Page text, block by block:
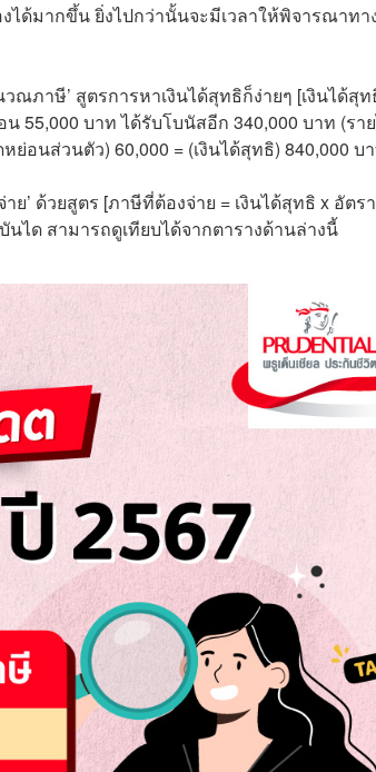
ได้มากขึ้น ยิ่งไปกว่านั้นจะมีเวลาให้พิจารณาทา
วณภาษี’ สูตรการหาเงินได้สุทธิก็ง่ายๆ [เงินได้สุท
55,000 บาท ได้รับโบนัสอีก 340,000 บาท (รา
ย่อนส่วนตัว) 60,000 = (เงินได้สุทธิ) 840,000 บ
’ ด้วยสูตร [ภาษีที่ต้องจ่าย = เงินได้สุทธิ x อัตรา
ด สามารถดูเทียบได้จากตารางด้านล่างนี้